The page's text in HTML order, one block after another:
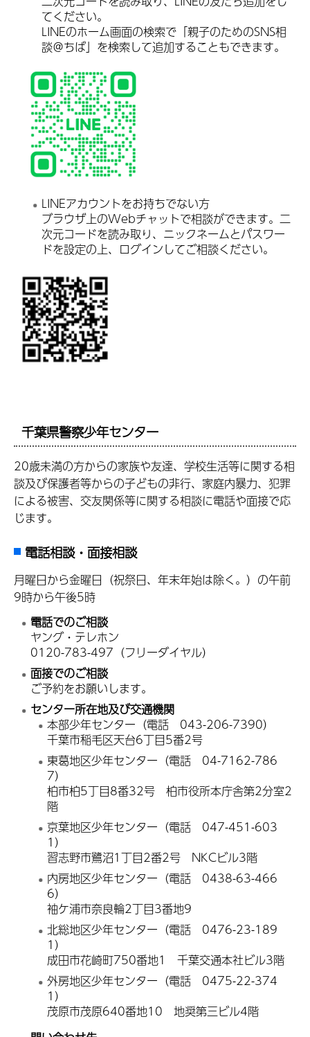
てください。
LINEのホーム画面の検索で「親子のためのSNS相
談＠ちば」を検索して追加することもできます。
LINEアカウントをお持ちでない方
ブラウザ上のWebチャットで相談ができます。二
次元コードを読み取り、ニックネームとパスワー
ドを設定の上、ログインしてご相談ください。
千葉県警察少年センター
20歳未満の方からの家族や友達、学校生活等に関する相
談及び保護者等からの子どもの非行、家庭内暴力、犯罪
による被害、交友関係等に関する相談に電話や面接で応
じます。
電話相談・面接相談
月曜日から金曜日（祝祭日、年末年始は除く。）の午前
9時から午後5時
電話でのご相談
ヤング・テレホン
0120-783-497（フリーダイヤル）
面接でのご相談
ご予約をお願いします。
センター所在地及び交通機関
本部少年センター（電話 043-206-7390）
千葉市稲毛区天台6丁目5番2号
東葛地区少年センター（電話 04-7162-786
7）
柏市柏5丁目8番32号 柏市役所本庁舎第2分室2
階
京葉地区少年センター（電話 047-451-603
1）
習志野市鷺沼1丁目2番2号 NKCビル3階
内房地区少年センター（電話 0438-63-466
6）
袖ケ浦市奈良輪2丁目3番地9
北総地区少年センター（電話 0476-23-189
1）
成田市花崎町750番地1 千葉交通本社ビル3階
外房地区少年センター（電話 0475-22-374
1）
茂原市茂原640番地10 地奨第三ビル4階